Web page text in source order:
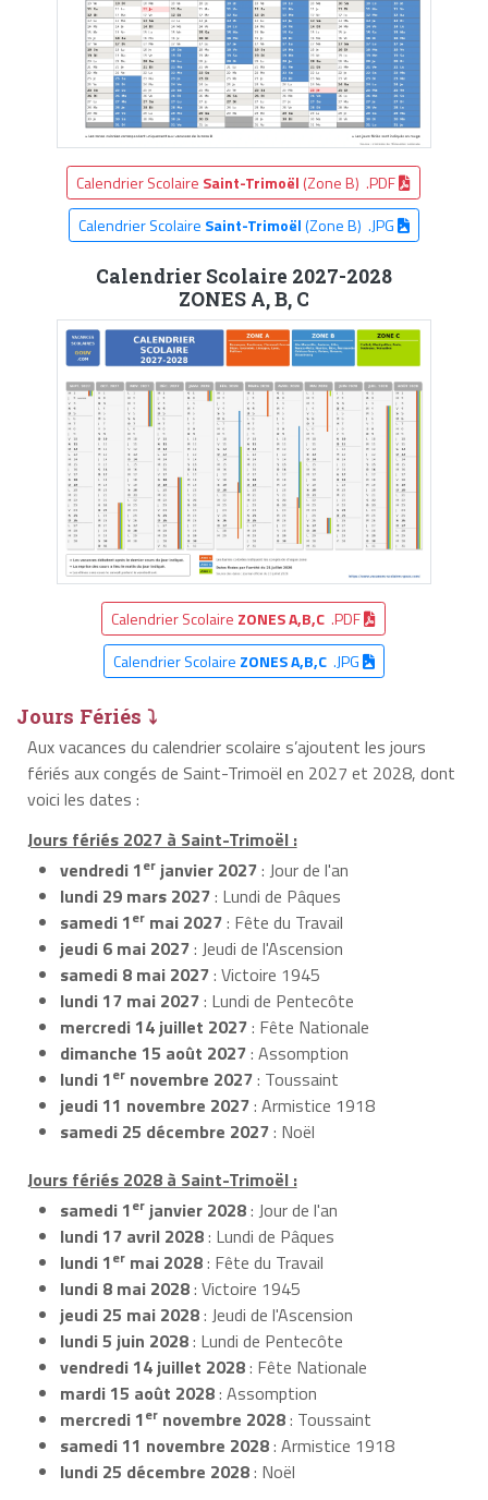
Calendrier Scolaire Saint-Trimoël (Zone B) .PDF
Calendrier Scolaire Saint-Trimoël(Zone B) .JPG
Calendrier Scolaire 2027-2028
ZONES A, B, C
Calendrier Scolaire ZONES A,B,C .PDF
Calendrier Scolaire ZONES A,B,C.JPG
Jours Fériés ⤵
Aux vacances du calendrier scolaire s’ajoutent les jours
fériés aux congés de Saint-Trimoël en 2027 et 2028, dont
voici les dates :
Jours fériés 2027 à Saint-Trimoël :
vendredi 1er janvier 2027: Jour de l'an
lundi 29 mars 2027: Lundi de Pâques
samedi 1er mai 2027: Fête du Travail
jeudi 6 mai 2027: Jeudi de l'Ascension
samedi 8 mai 2027: Victoire 1945
lundi 17 mai 2027: Lundi de Pentecôte
mercredi 14 juillet 2027: Fête Nationale
dimanche 15 août 2027: Assomption
lundi 1er novembre 2027: Toussaint
jeudi 11 novembre 2027: Armistice 1918
samedi 25 décembre 2027: Noël
Jours fériés 2028 à Saint-Trimoël :
samedi 1er janvier 2028: Jour de l'an
lundi 17 avril 2028: Lundi de Pâques
lundi 1er mai 2028: Fête du Travail
lundi 8 mai 2028: Victoire 1945
jeudi 25 mai 2028: Jeudi de l'Ascension
lundi 5 juin 2028: Lundi de Pentecôte
vendredi 14 juillet 2028: Fête Nationale
mardi 15 août 2028: Assomption
mercredi 1er novembre 2028: Toussaint
samedi 11 novembre 2028: Armistice 1918
lundi 25 décembre 2028: Noël